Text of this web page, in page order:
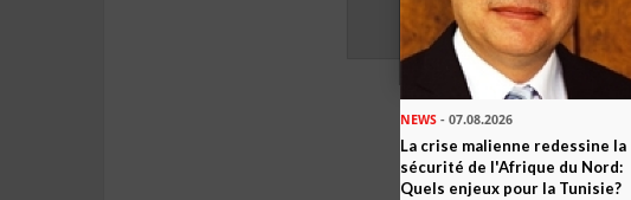
NEWS - 07.08.2026
La crise malienne redessine la
sécurité de l'Afrique du Nord:
Quels enjeux pour la Tunisie?